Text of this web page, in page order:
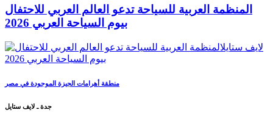
المنظمة العربية للسياحة تدعو العالم العربي للاحتفال
بيوم السياحة العربي 2026
منطقة أهرامات الجيزة الموجودة في مصر
جدة ـ لايف ستايل